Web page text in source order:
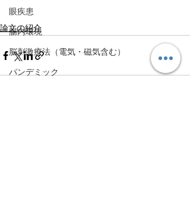
眼疾患
腸内環境
脳刺激療法（電気・磁気含む）
パンデミック
論文の紹介